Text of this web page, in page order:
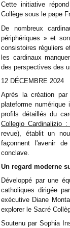
Cette initiative
Collège sous le pape
De nombreux
périphériques » et
consistoires réguliers
les cardinaux
des perspectives des
12 DÉCEMBRE 2024
Après la création
plateforme
profils détaillés du
Collegio Cardinalizio
revue), établit un
façonnent l'avenir
conclave.
Un regard moderne
Développé par une
catholiques dirigée
exécutive Diane
explorer le Sacré
Soutenu par Sophia